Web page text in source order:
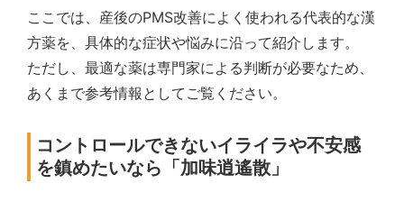
ここでは、産後のPMS改善によく使われる代表的な漢
方薬を、具体的な症状や悩みに沿って紹介します。
ただし、最適な薬は専門家による判断が必要なため、
あくまで参考情報としてご覧ください。
コントロールできないイライラや不安感
を鎮めたいなら「加味逍遙散」